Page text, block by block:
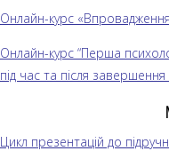
Онлайн-курс
Онлайн-курс “Перша
під час та після завершення
Цикл презентацій до